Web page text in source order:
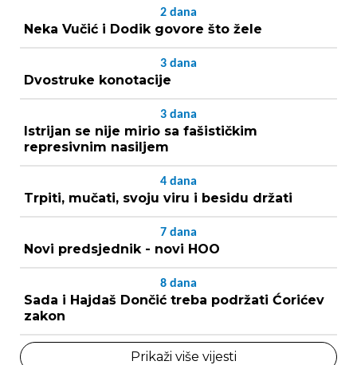
2 dana
Neka Vučić i Dodik govore što žele
3 dana
Dvostruke konotacije
3 dana
Istrijan se nije mirio sa fašističkim
represivnim nasiljem
4 dana
Trpiti, mučati, svoju viru i besidu držati
7 dana
Novi predsjednik - novi HOO
8 dana
Sada i Hajdaš Dončić treba podržati Ćorićev
zakon
Prikaži više vijesti